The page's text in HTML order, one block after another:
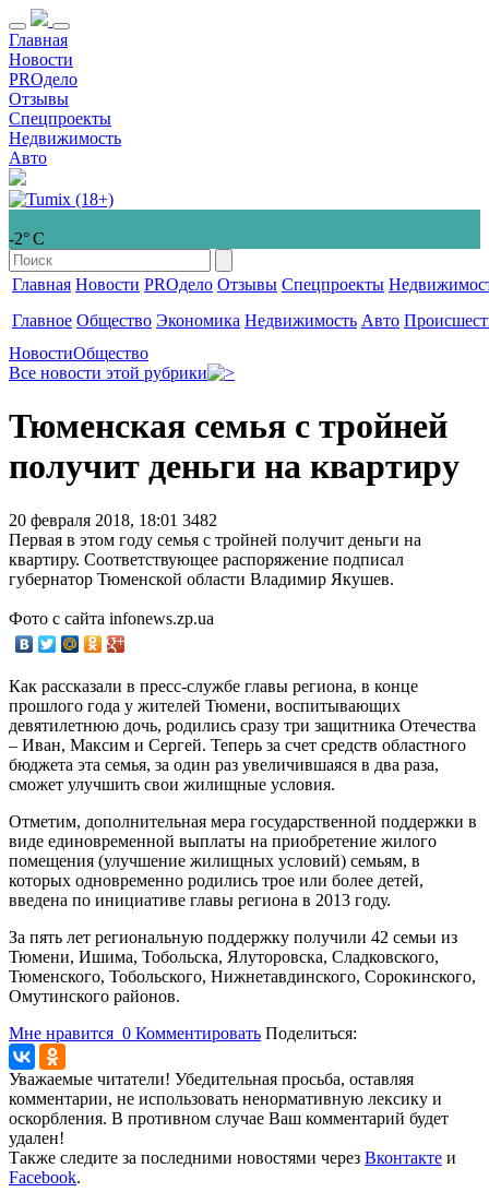
Главная
Новости
PROдело
Отзывы
Спецпроекты
Недвижимость
Авто
-2° С
Главная Новости PROдело Отзывы Спецпроекты
Главное Общество Экономика Недвижимость Авто
НовостиОбщество
Все новости этой рубрики
Тюменская семья с тройней
получит деньги на квартиру
20 февраля 2018, 18:01 3482
Первая в этом году семья с тройней получит деньги на
квартиру. Соответствующее распоряжение подписал
губернатор Тюменской области Владимир Якушев.
Фото с сайта infonews.zp.ua
Как рассказали в пресс-службе главы региона, в конце
прошлого года у жителей Тюмени, воспитывающих
девятилетнюю дочь, родились сразу три защитника Отечества
– Иван, Максим и Сергей. Теперь за счет средств областного
бюджета эта семья, за один раз увеличившаяся в два раза,
сможет улучшить свои жилищные условия.
Отметим, дополнительная мера государственной поддержки в
виде единовременной выплаты на приобретение жилого
помещения (улучшение жилищных условий) семьям, в
которых одновременно родились трое или более детей,
введена по инициативе главы региона в 2013 году.
За пять лет региональную поддержку получили 42 семьи из
Тюмени, Ишима, Тобольска, Ялуторовска, Сладковского,
Тюменского, Тобольского, Нижнетавдинского, Сорокинского,
Омутинского районов.
Мне нравится 0 Комментировать Поделиться:
Уважаемые читатели! Убедительная просьба, оставляя
комментарии, не использовать ненормативную лексику и
оскорбления. В противном случае Ваш комментарий будет
удален!
Также следите за последними новостями через Вконтакте и
Facebook.